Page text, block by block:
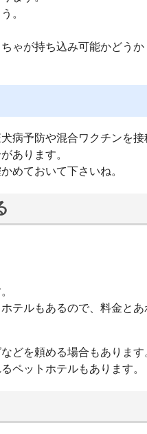
。
ゃが持ち込み可能かどうか
病予防や混合ワクチンを接
あります。
めておいて下さいね。
テルもあるので、料金とあ
どを頼める場合もあります
ペットホテルもあります。